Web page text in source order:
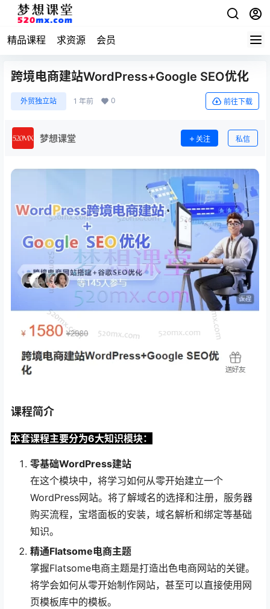
精品课程 求资源 会员
跨境电商建站WordPress+Google SEO优化
外贸独立站 1 年前 0 前往下载
梦想课堂 关注 私信
课程简介
本套课程主要分为6大知识模块：
零基础WordPress建站
在这个模块中，将学习如何从零开始建立一个
WordPress网站。将了解域名的选择和注册，服务器
购买流程，宝塔面板的安装，域名解析和绑定等基础
知识。
精通Flatsome电商主题
掌握Flatsome电商主题是打造出色电商网站的关键。
将学会如何从零开始制作网站，甚至可以直接使用网
页模板库中的模板。